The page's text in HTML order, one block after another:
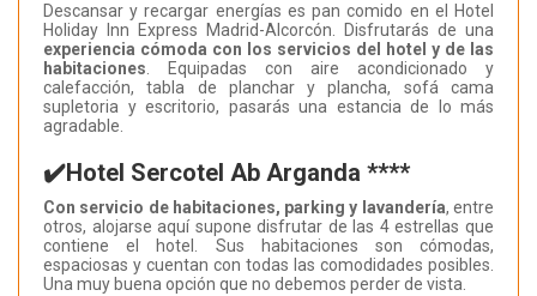
Descansar y recargar energías es pan comido en el Hotel
Holiday Inn Express Madrid-Alcorcón. Disfrutarás de una
experiencia cómoda con los servicios del hotel y de las
habitaciones. Equipadas con aire acondicionado y
calefacción, tabla de planchar y plancha, sofá cama
supletoria y escritorio, pasarás una estancia de lo más
agradable.
✔️Hotel Sercotel Ab Arganda ****
Con servicio de habitaciones, parking y lavandería, entre
otros, alojarse aquí supone disfrutar de las 4 estrellas que
contiene el hotel. Sus habitaciones son cómodas,
espaciosas y cuentan con todas las comodidades posibles.
Una muy buena opción que no debemos perder de vista.